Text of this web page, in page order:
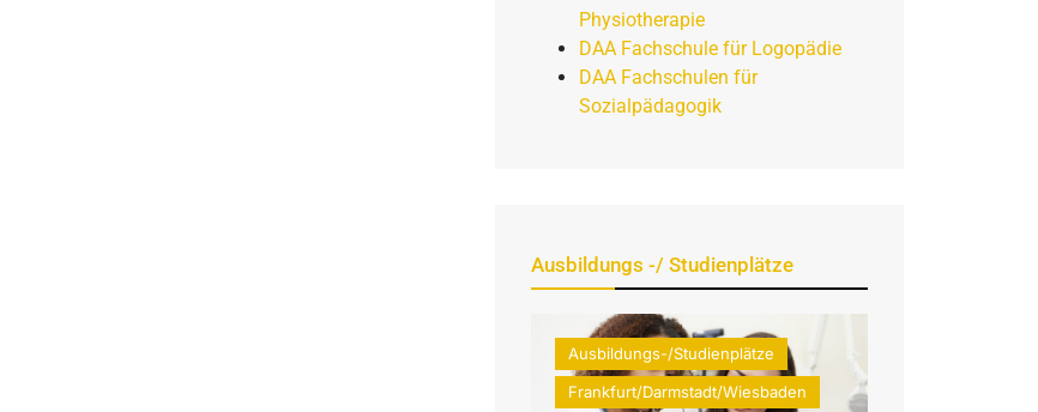
Physiotherapie
DAA Fachschule für Logopädie
DAA Fachschulen für
Sozialpädagogik
Ausbildungs -/ Studienplätze
Ausbildungs-/Studienplätze
Frankfurt/Darmstadt/Wiesbaden